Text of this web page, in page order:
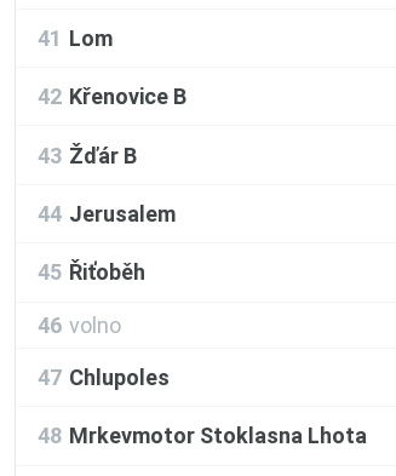
41 Lom
42 Křenovice B
43 Žďár B
44 Jerusalem
45 Řiťoběh
46 volno
47 Chlupoles
48 Mrkevmotor Stoklasna Lhota